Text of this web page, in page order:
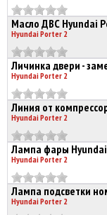
Масло ДВС Hyundai
Hyundai Porter 2
Личинка двери -
Hyundai Porter 2
Линия от
Hyundai Porter 2
Лампа фары
Hyundai Porter 2
Лампа подсветки
Hyundai Porter 2